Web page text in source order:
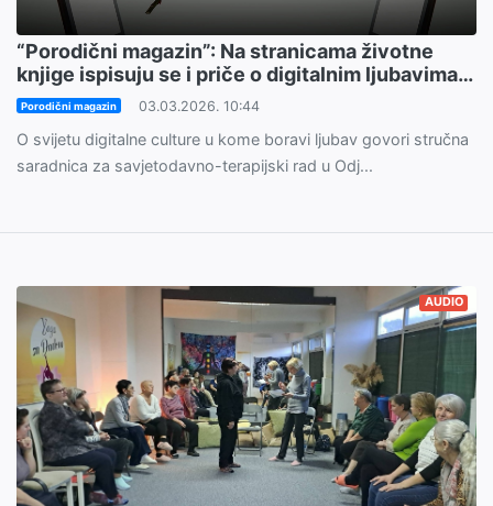
“Porodični magazin”: Na stranicama životne
knjige ispisuju se i priče o digitalnim ljubavima…
Porodični magazin 03.03.2026. 10:44
O svijetu digitalne culture u kome boravi ljubav govori stručna
saradnica za savjetodavno-terapijski rad u Odj...
AUDIO